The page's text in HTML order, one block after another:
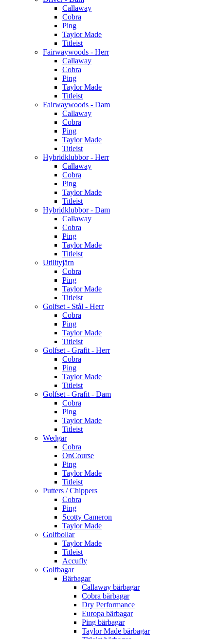
Callaway
Cobra
Ping
Taylor Made
Titleist
Fairwaywoods - Herr
Callaway
Cobra
Ping
Taylor Made
Titleist
Fairwaywoods - Dam
Callaway
Cobra
Ping
Taylor Made
Titleist
Hybridklubbor - Herr
Callaway
Cobra
Ping
Taylor Made
Titleist
Hybridklubbor - Dam
Callaway
Cobra
Ping
Taylor Made
Titleist
Utilityjärn
Cobra
Ping
Taylor Made
Titleist
Golfset - Stål - Herr
Cobra
Ping
Taylor Made
Titleist
Golfset - Grafit - Herr
Cobra
Ping
Taylor Made
Titleist
Golfset - Grafit - Dam
Cobra
Ping
Taylor Made
Titleist
Wedgar
Cobra
OnCourse
Ping
Taylor Made
Titleist
Putters / Chippers
Cobra
Ping
Scotty Cameron
Taylor Made
Golfbollar
Taylor Made
Titleist
Accufly
Golfbagar
Bärbagar
Callaway bärbagar
Cobra bärbagar
Dry Performance
Europa bärbagar
Ping bärbagar
Taylor Made bärbagar